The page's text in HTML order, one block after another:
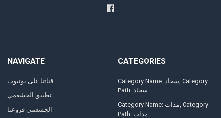
NAVIGATE
قناتنا على يوتيوب
تطبيق الجشعمي
الجشعمي فروعنا
CATEGORIES
Category Name: سجاد, Category
Path: سجاد
Category Name: مدات, Category
Path: مدات